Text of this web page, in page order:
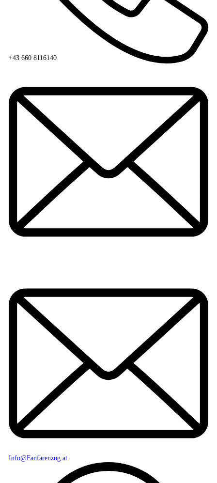
+43 660 8116140
Info@Fanfarenzug.at